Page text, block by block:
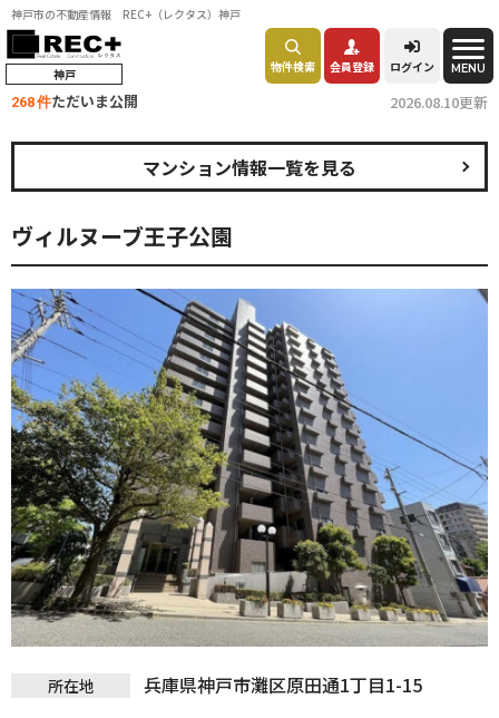
神戸市の不動産情報 REC+（レクタス）神戸
神戸 物件検索 会員登録 ログイン MENU
268 件ただいま公開 2026.08.10更新
ヴィルヌーブ王子公園
マンション情報一覧を見る
所在地 兵庫県神戸市灘区原田通1丁目1-15